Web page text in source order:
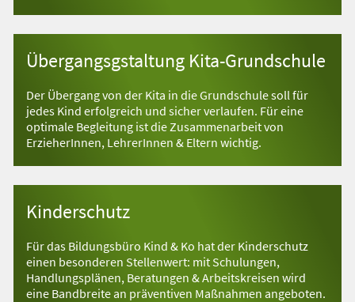
Übergangsgstaltung Kita-Grundschule
Der Übergang von der Kita in die Grundschule soll für
jedes Kind erfolgreich und sicher verlaufen. Für eine
optimale Begleitung ist die Zusammenarbeit von
ErzieherInnen, LehrerInnen & Eltern wichtig.
Kinderschutz
Für das Bildungsbüro Kind & Ko hat der Kinderschutz
einen besonderen Stellenwert: mit Schulungen,
Handlungsplänen, Beratungen & Arbeitskreisen wird
eine Bandbreite an präventiven Maßnahmen angeboten.